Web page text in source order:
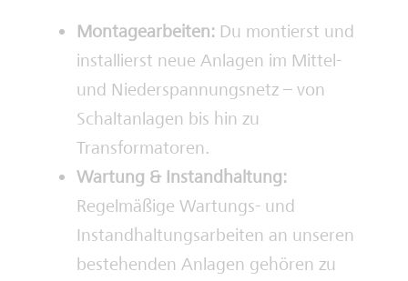
Montagearbeiten: Du montierst und
installierst neue Anlagen im Mittel-
und Niederspannungsnetz – von
Schaltanlagen bis hin zu
Transformatoren.
Wartung & Instandhaltung:
Regelmäßige Wartungs- und
Instandhaltungsarbeiten an unseren
bestehenden Anlagen gehören zu